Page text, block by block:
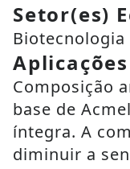
Setor(es)
Biotecnologia
Aplicações
Composição
base de
íntegra. A
diminuir a